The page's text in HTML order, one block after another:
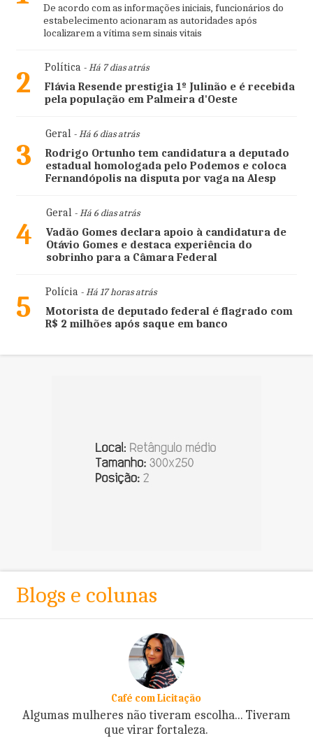
De acordo com as informações iniciais, funcionários do
estabelecimento acionaram as autoridades após
localizarem a vítima sem sinais vitais
2 Política- Há 7 dias atrás
Flávia Resende prestigia 1º Julinão e é recebida
pela população em Palmeira d'Oeste
3
Geral- Há 6 dias atrás
Rodrigo Ortunho tem candidatura a deputado
estadual homologada pelo Podemos e coloca
Fernandópolis na disputa por vaga na Alesp
4
Geral- Há 6 dias atrás
Vadão Gomes declara apoio à candidatura de
Otávio Gomes e destaca experiência do
sobrinho para a Câmara Federal
5 Polícia- Há 17 horas atrás
Motorista de deputado federal é flagrado com
R$ 2 milhões após saque em banco
Blogs e colunas
Café com Licitação
Algumas mulheres não tiveram escolha... Tiveram
que virar fortaleza.